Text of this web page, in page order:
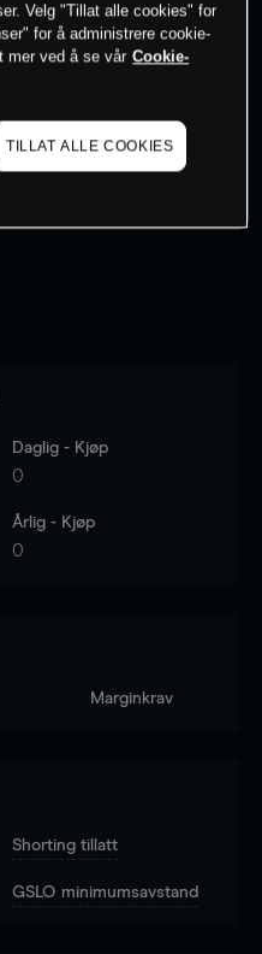
Daglig - Kjøp
0
Årlig - Kjøp
0
Marginkrav
Shorting tillatt
GSLO minimumsavstand
Velg "Tillat alle cookies" for
for å administrere cookie-
mer ved å se vår Cookie-
TILLAT ALLE COOKIES